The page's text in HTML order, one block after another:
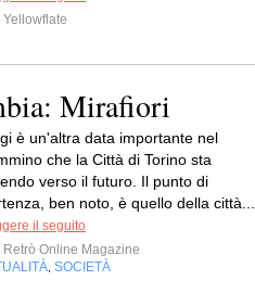
Yellowflate
Mirafiori
è un'altra data importante nel
che la Città di Torino sta
verso il futuro. Il punto di
ben noto, è quello della città...
il seguito
Retrò Online Magazine
SOCIETÀ